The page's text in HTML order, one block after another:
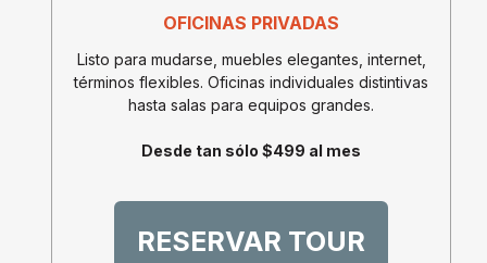
OFICINAS PRIVADAS
Listo para mudarse, muebles elegantes, internet,
términos flexibles. Oficinas individuales distintivas
hasta salas para equipos grandes.
Desde tan sólo $499 al mes
RESERVAR TOUR